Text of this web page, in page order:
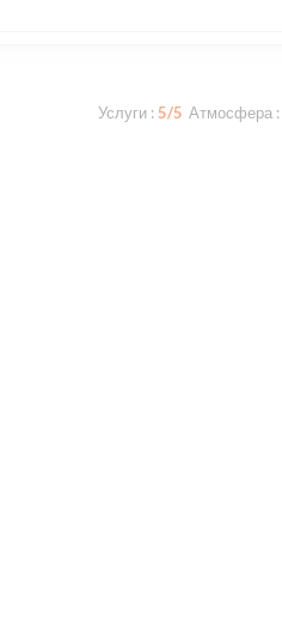
Услуги : 5/5 Атмосфера :